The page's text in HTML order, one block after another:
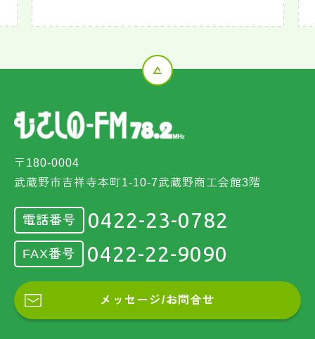
〒180-0004
武蔵野市吉祥寺本町1-10-7武蔵野商工会館3階
電話番号 0422-23-0782
FAX番号 0422-22-9090
メッセージ/お問合せ